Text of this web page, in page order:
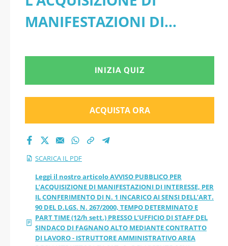
CONFERIMENTO DI
N. 1 INCARICO AI
SENSI DELL’ART. 90
DEL D.LGS. N.
267/2000, TEMPO
DETERMINATO E
PART TIME (12/h
sett.) PRESSO
L’UFFICIO DI STAFF
MANIFESTAZIONI DI
CONFERIMENTO DI N. 1
INCARICO AI SENSI
DELL’ART. 90 DEL D.LGS. N.
267/2000, TEMPO
DETERMINATO E PART
TIME (12/h sett.) PRESSO
L’UFFICIO DI STAFF DEL
SINDACO DI FAGNANO
ALTO MEDIANTE
INIZIA QUIZ
ACQUISTA ORA
SCARICA IL PDF
Leggi il nostro articolo AVVISO PUBBLICO PER
L’ACQUISIZIONE DI MANIFESTAZIONI DI INTERESSE, PER
IL CONFERIMENTO DI N. 1 INCARICO AI SENSI DELL’ART.
90 DEL D.LGS. N. 267/2000, TEMPO DETERMINATO E
PART TIME (12/h sett.) PRESSO L’UFFICIO DI STAFF DEL
SINDACO DI FAGNANO ALTO MEDIANTE CONTRATTO
DI LAVORO - ISTRUTTORE AMMINISTRATIVO AREA